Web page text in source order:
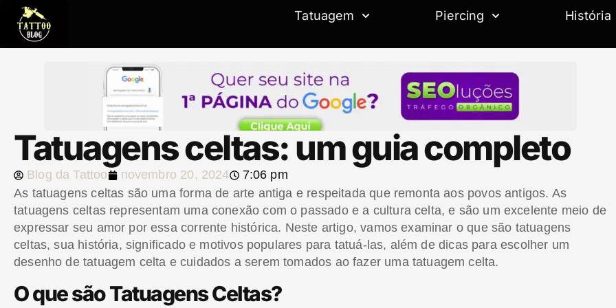
Tatuagem Piercing História
Tatuagens celtas: um guia completo
Blog da Tattoo novembro 20, 2024
7:06 pm
As tatuagens celtas são uma forma de arte antiga e respeitada que remonta aos povos antigos. As
tatuagens celtas representam uma conexão com o passado e a cultura celta, e são um excelente meio de
expressar seu amor por essa corrente histórica. Neste artigo, vamos examinar o que são tatuagens
celtas, sua história, significado e motivos populares para tatuá-las, além de dicas para escolher um
desenho de tatuagem celta e cuidados a serem tomados ao fazer uma tatuagem celta.
O que são Tatuagens Celtas?